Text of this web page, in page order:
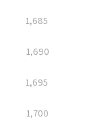
1,685
1,690
1,695
1,700